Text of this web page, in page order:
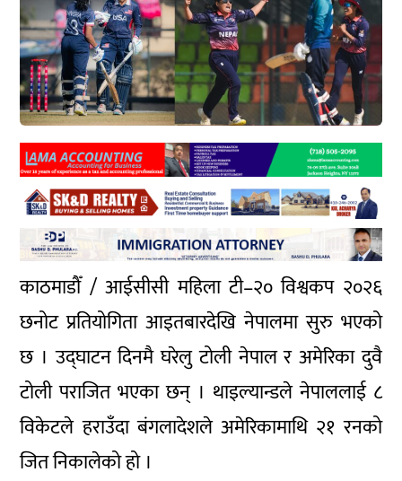
काठमाडौँ / आईसीसी महिला टी–२० विश्वकप २०२६
छनोट प्रतियोगिता आइतबारदेखि नेपालमा सुरु भएको
छ । उद्घाटन दिनमै घरेलु टोली नेपाल र अमेरिका दुवै
टोली पराजित भएका छन् । थाइल्यान्डले नेपाललाई ८
विकेटले हराउँदा बंगलादेशले अमेरिकामाथि २१ रनको
जित निकालेको हो ।